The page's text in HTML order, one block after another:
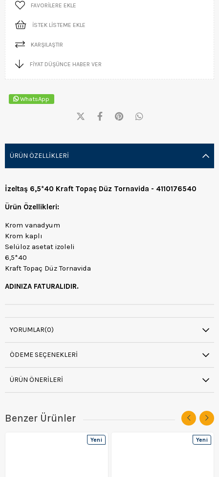
FAVORILERE EKLE
İSTEK LISTEME EKLE
KARŞILAŞTIR
FIYAT DÜŞÜNCE HABER VER
WhatsApp
ÜRÜN ÖZELLIKLERI
İzeltaş 6,5*40 Kraft Topaç Düz Tornavida - 4110176540
Ürün Özellikleri:
Krom vanadyum
Krom kaplı
Selüloz asetat izoleli
6,5*40
Kraft Topaç Düz Tornavida
ADINIZA FATURALIDIR.
YORUMLAR(0)
ÖDEME SEÇENEKLERI
ÜRÜN ÖNERILERI
Benzer Ürünler
Yeni
Yeni